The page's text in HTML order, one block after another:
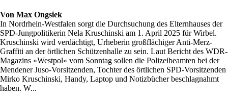
Von Max Ongsiek
In Nordrhein-Westfalen sorgt die Durchsuchung des Elternhauses der
SPD-Jungpolitikerin Nela Kruschinski am 1. April 2025 für Wirbel.
Kruschinski wird verdächtigt, Urheberin großflächiger Anti-Merz-
Graffiti an der örtlichen Schützenhalle zu sein. Laut Bericht des WDR-
Magazins »Westpol« vom Sonntag sollen die Polizeibeamten bei der
Mendener Juso-Vorsitzenden, Tochter des örtlichen SPD-Vorsitzenden
Mirko Kruschinski, Handy, Laptop und Notizbücher beschlagnahmt
haben. W...